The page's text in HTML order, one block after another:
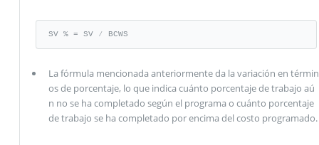
SV % = SV ⁄ BCWS
La fórmula mencionada anteriormente da la variación en términ
os de porcentaje, lo que indica cuánto porcentaje de trabajo aú
n no se ha completado según el programa o cuánto porcentaje
de trabajo se ha completado por encima del costo programado.